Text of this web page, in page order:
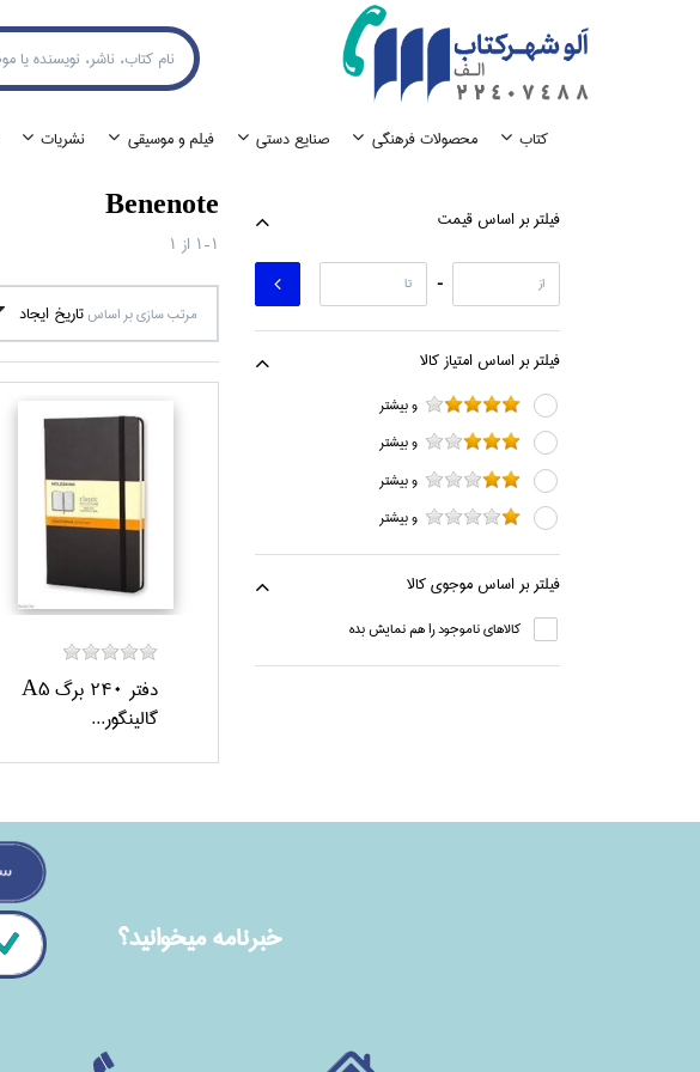
كتاب محصولات فرهنگي صنايع دستي فيلم و موسيقي نشريات
فيلتر بر اساس قيمت
-
فيلتر بر اساس امتياز كالا
و بيشتر
و بيشتر
و بيشتر
و بيشتر
فيلتر بر اساس موجوي كالا
كالاهاي ناموجود را هم نمايش بده
Benenote
1-1 از 1
مرتب سازي بر اساس تاريخ ايجاد
دفتر 240 برگ A5
گالينگور...
خبرنامه ميخوانيد؟